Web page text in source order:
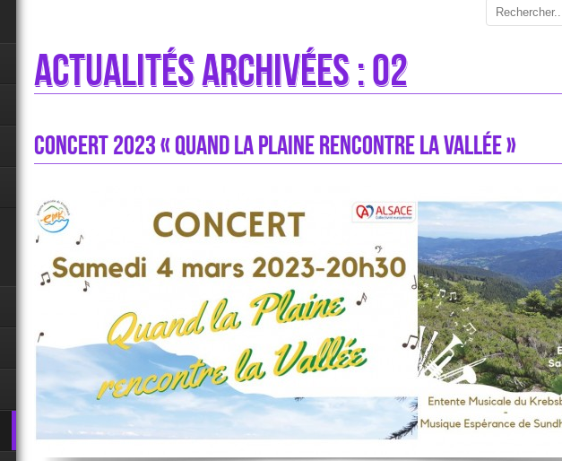
Actualités archivées : 02
Concert 2023 « Quand la plaine rencontre la vallée »